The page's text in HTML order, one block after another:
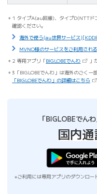
1 タイプA(au回線)、タイプD(NTTド
確認ください。
海外で使う(au世界サービス
MVNO様のサービスをご利用され
2 専用アプリ「BIGLOBEでんわ （新
3「BIGLOBEでんわ」は海外のごく一
「BIGLOBEでんわ」の詳細はこちら
「BIGLOBEでん
国内
※ご利用には専用アプリのダウンロー